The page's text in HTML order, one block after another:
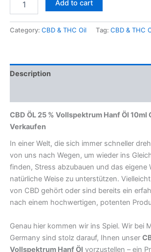
Add to cart
Category: CBD & THC Oil Tag: CBD & THC
Description
CBD ÖL 25 % Vollspektrum Hanf Öl 10ml
Verkaufen
In einer Welt, die sich immer schneller
von uns nach Wegen, um wieder ins
finden, Stress abzubauen und das eigene
natürliche Weise zu unterstützen.
von CBD gehört oder sind bereits ein
nach einem hochwertigen, potenten
Genau hier kommen wir ins Spiel. Wir bei
Germany sind stolz darauf, Ihnen unser
Vollspektrum Hanf Öl vorzustellen – ein